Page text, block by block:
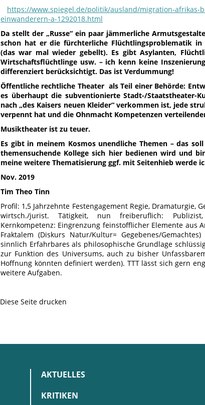
https://www.spiegel.de/politik/ausland/migration-afrikas-
einwanderern-a-1292018.html
Da stellt der „Russe“ ein paar jämmerliche
schon hat er die fürchterliche Flüchtlingsproblematik
(das war mal wieder gebellt). Es gibt Asylanten,
Wirtschaftsflüchtlinge usw. – ich kenn keine
differenziert berücksichtigt. Das ist Verdummung!
Öffentliche rechtliche Theater als Teil einer Behörde:
es überhaupt die subventionierte Stadt-/Staatstheater-
nach „des Kaisers neuen Kleider“ verkommen ist, jede
verpennt hat und die Ohnmacht Kompetenzen
Musiktheater ist zu teuer.
Es gibt in meinem Kosmos unendliche Themen – das
themensuchende Kollege sich hier bedienen wird und
meine weitere Thematisierung ggf. mit Seitenhieb werde
Nov. 2019
Tim Theo Tinn
Profil: 1,5 Jahrzehnte Festengagement Regie, Dramaturgie,
wirtsch./jurist. Tätigkeit, nun freiberuflich:
Kernkompetenz: Eingrenzung feinstofflicher Elemente aus
Fraktalem (Diskurs Natur/Kultur= Gegebenes/
sinnlich Erfahrbares als philosophische Grundlage
zur Funktion des Universums, auch zu bisher
Hoffnung könnten definiert werden). TTT lässt sich gern
weitere Aufgaben.
Diese Seite drucken
AKTUELLES
KRITIKEN